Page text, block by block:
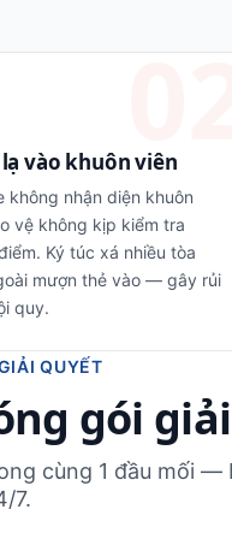
vào khuôn viên
không nhận diện khuôn
vệ không kịp kiểm tra
Ký túc xá nhiều tòa
mượn thẻ vào — gây rủi
quy.
QUYẾT
gói
cùng 1 đầu mối —
7.